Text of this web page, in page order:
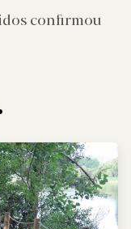
confirmou